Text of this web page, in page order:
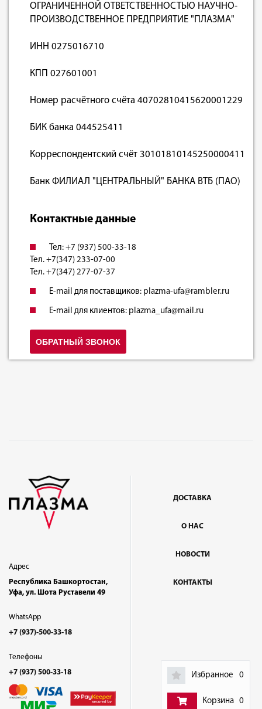
Избранное 0
Корзина 0
ОГРАНИЧЕННОЙ ОТВЕТСТВЕННОСТЬЮ НАУЧНО-
ПРОИЗВОДСТВЕННОЕ ПРЕДПРИЯТИЕ "ПЛАЗМА"
ИНН 0275016710
КПП 027601001
Номер расчётного счёта 40702810415620001229
БИК банка 044525411
Корреспондентский счёт 30101810145250000411
Банк ФИЛИАЛ "ЦЕНТРАЛЬНЫЙ" БАНКА ВТБ (ПАО)
Контактные данные
Тел: +7 (937) 500-33-18
Тел. +7(347) 233-07-00
Тел. +7(347) 277-07-37
E-mail для поставщиков: plazma-ufa@rambler.ru
E-mail для клиентов: plazma_ufa@mail.ru
ОБРАТНЫЙ ЗВОНОК
Адрес
Республика Башкортостан,
Уфа, ул. Шота Руставели 49
WhatsApp
+7 (937)-500-33-18
Телефоны
+7 (937) 500-33-18
ДОСТАВКА
О НАС
НОВОСТИ
КОНТАКТЫ